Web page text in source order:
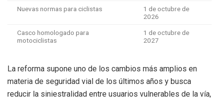
Nuevas normas para ciclistas
1 de octubre de
2026
Casco homologado para
motociclistas
1 de octubre de
2027
La reforma supone uno de los cambios más amplios en
materia de seguridad vial de los últimos años y busca
reducir la siniestralidad entre usuarios vulnerables de la vía,